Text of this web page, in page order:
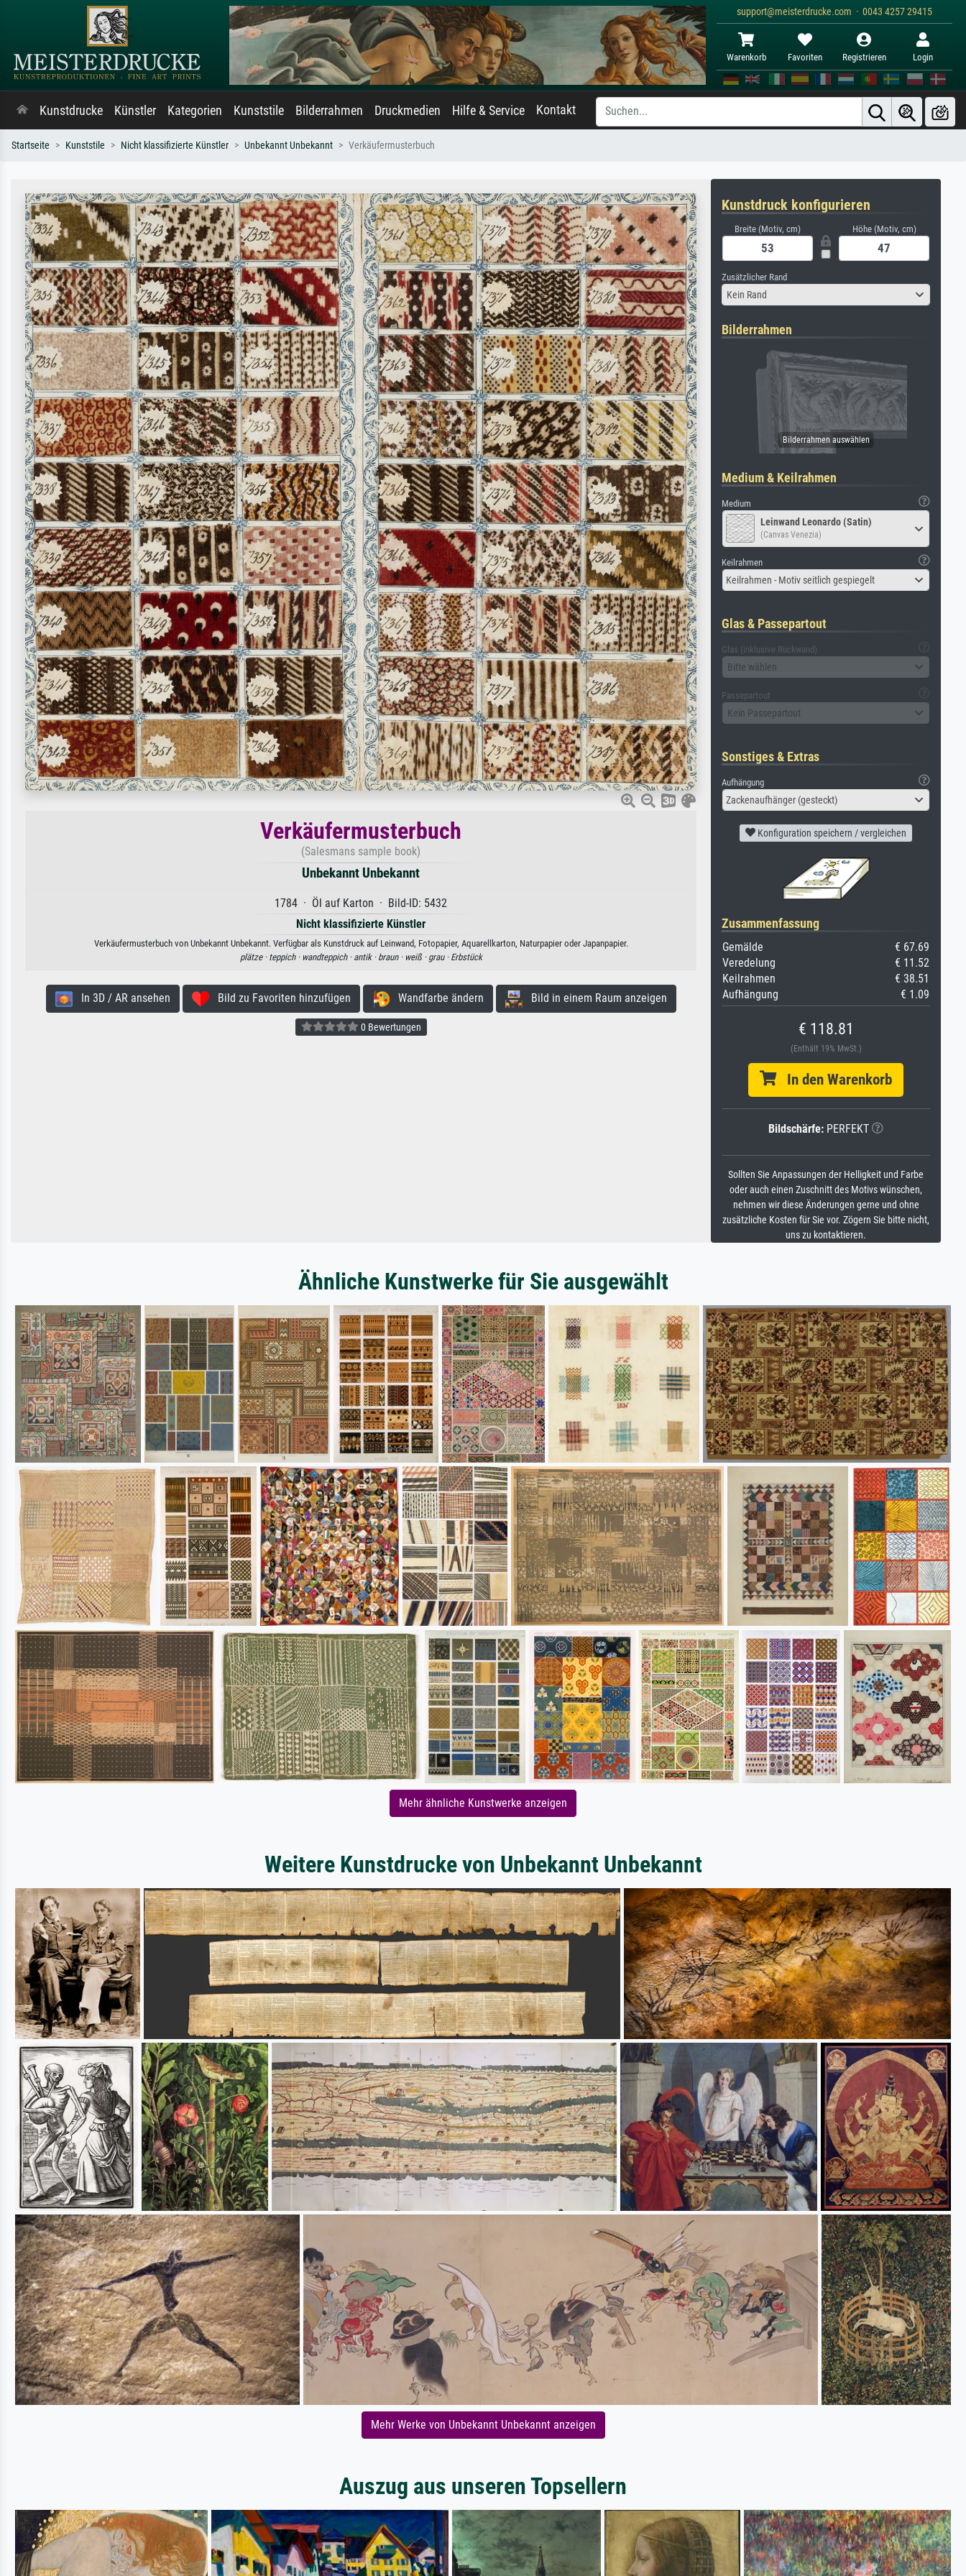
support@meisterdrucke.com · 0043 4257 29415
Warenkorb Favoriten Registrieren Login
Kunstdrucke Künstler Kategorien Kunststile Bilderrahmen Druckmedien Hilfe & Service Kontakt
Startseite Kunststile Nicht klassifizierte Künstler Unbekannt Unbekannt Verkäufermusterbuch
Verkäufermusterbuch
(Salesmans sample book)
Unbekannt Unbekannt
1784 · Öl auf Karton · Bild-ID: 5432
Nicht klassifizierte Künstler
Verkäufermusterbuch von Unbekannt Unbekannt. Verfügbar als Kunstdruck auf Leinwand, Fotopapier, Aquarellkarton, Naturpapier oder Japanpapier.
plätze · teppich · wandteppich · antik · braun · weiß · grau · Erbstück
In 3D / AR ansehen Bild zu Favoriten hinzufügen Wandfarbe ändern Bild in einem Raum anzeigen
0 Bewertungen
Kunstdruck konfigurieren
Breite (Motiv, cm) Höhe (Motiv, cm)
Zusätzlicher Rand
Kein Rand
Bilderrahmen
Medium & Keilrahmen
Medium
Leinwand Leonardo (Satin)
(Canvas Venezia)
Keilrahmen
Keilrahmen - Motiv seitlich gespiegelt
Glas & Passepartout
Glas (inklusive Rückwand)
Bitte wählen
Passepartout
Kein Passepartout
Sonstiges & Extras
Aufhängung
Zackenaufhänger (gesteckt)
Konfiguration speichern / vergleichen
Zusammenfassung
Gemälde
€ 67.69
Veredelung
€ 11.52
Keilrahmen
€ 38.51
Aufhängung
€ 1.09
€ 118.81
(Enthält 19% MwSt.)
In den Warenkorb
Bildschärfe: PERFEKT
Sollten Sie Anpassungen der Helligkeit und Farbe
oder auch einen Zuschnitt des Motivs wünschen,
nehmen wir diese Änderungen gerne und ohne
zusätzliche Kosten für Sie vor. Zögern Sie bitte nicht,
uns zu kontaktieren.
Ähnliche Kunstwerke für Sie ausgewählt
Mehr ähnliche Kunstwerke anzeigen
Weitere Kunstdrucke von Unbekannt Unbekannt
Mehr Werke von Unbekannt Unbekannt anzeigen
Auszug aus unseren Topsellern